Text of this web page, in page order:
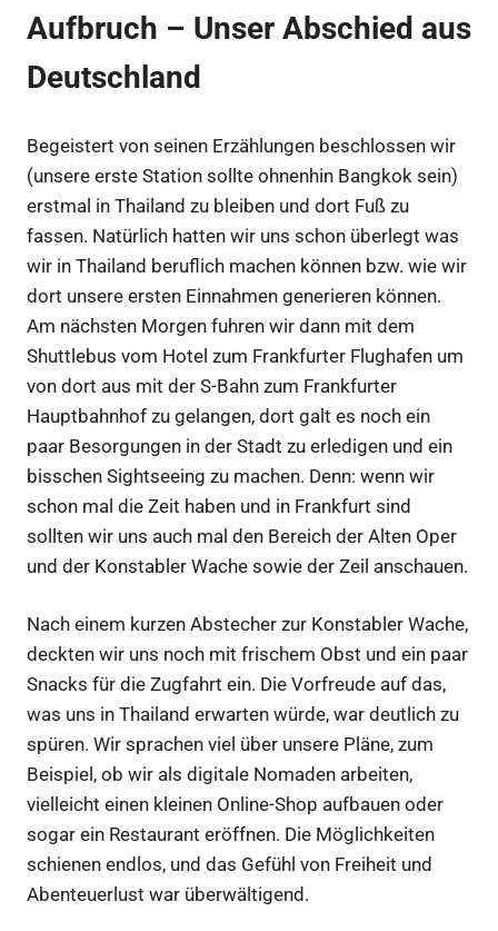
Aufbruch – Unser Abschied aus
Deutschland
Begeistert von seinen Erzählungen beschlossen wir
(unsere erste Station sollte ohnenhin Bangkok sein)
erstmal in Thailand zu bleiben und dort Fuß zu
fassen. Natürlich hatten wir uns schon überlegt was
wir in Thailand beruflich machen können bzw. wie wir
dort unsere ersten Einnahmen generieren können.
Am nächsten Morgen fuhren wir dann mit dem
Shuttlebus vom Hotel zum Frankfurter Flughafen um
von dort aus mit der S-Bahn zum Frankfurter
Hauptbahnhof zu gelangen, dort galt es noch ein
paar Besorgungen in der Stadt zu erledigen und ein
bisschen Sightseeing zu machen. Denn: wenn wir
schon mal die Zeit haben und in Frankfurt sind
sollten wir uns auch mal den Bereich der Alten Oper
und der Konstabler Wache sowie der Zeil anschauen.
Nach einem kurzen Abstecher zur Konstabler Wache,
deckten wir uns noch mit frischem Obst und ein paar
Snacks für die Zugfahrt ein. Die Vorfreude auf das,
was uns in Thailand erwarten würde, war deutlich zu
spüren. Wir sprachen viel über unsere Pläne, zum
Beispiel, ob wir als digitale Nomaden arbeiten,
vielleicht einen kleinen Online-Shop aufbauen oder
sogar ein Restaurant eröffnen. Die Möglichkeiten
schienen endlos, und das Gefühl von Freiheit und
Abenteuerlust war überwältigend.